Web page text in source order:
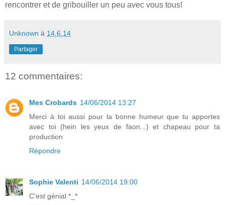
rencontrer et de gribouiller un peu avec vous tous!
Unknown à 14.6.14
Partager
12 commentaires:
Mes Crobards 14/06/2014 13:27
Merci à toi aussi pour la bonne humeur que tu apportes
avec toi (hein les yeux de faon...) et chapeau pour ta
production
Répondre
Sophie Valenti 14/06/2014 19:00
C'est génial *_*